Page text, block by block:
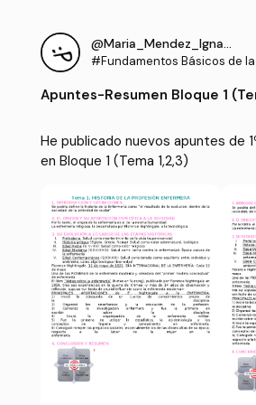
@Maria_Mendez_Ignacio
#Fundamentos Básicos de
Apuntes-Resumen Bloque 1
He publicado nuevos apuntes de
en Bloque 1 (Tema 1,2,3)